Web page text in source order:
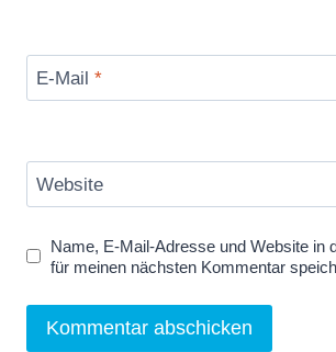
E-Mail *
Website
Name, E-Mail-Adresse und Website in
für meinen nächsten Kommentar